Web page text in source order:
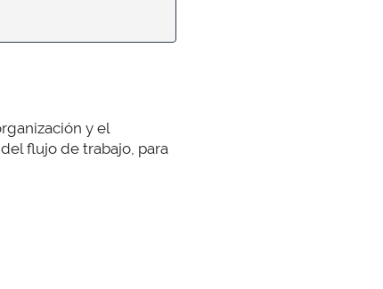
y el
del flujo de trabajo, para